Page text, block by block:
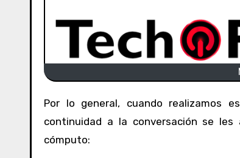
Por lo general, cuando realizamos esta pregunta la mayoría de personas responde, ninguna. Al darle
continuidad a la conversación se
cómputo: